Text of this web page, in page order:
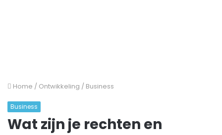
Home / Ontwikkeling / Business
Business
Wat zijn je rechten en